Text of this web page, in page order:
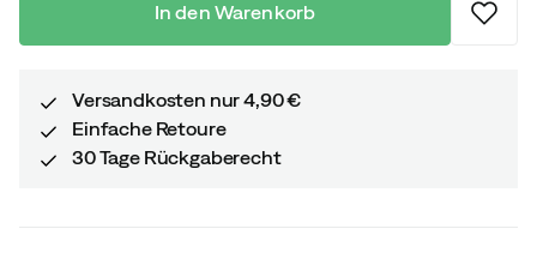
In den Warenkorb
Versandkosten nur 4,90 €
Einfache Retoure
30 Tage Rückgaberecht